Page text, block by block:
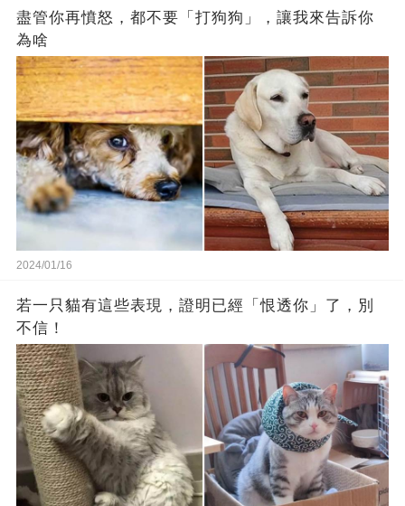
盡管你再憤怒，都不要「打狗狗」，讓我來告訴你
為啥
2024/01/16
若一只貓有這些表現，證明已經「恨透你」了，別
不信！